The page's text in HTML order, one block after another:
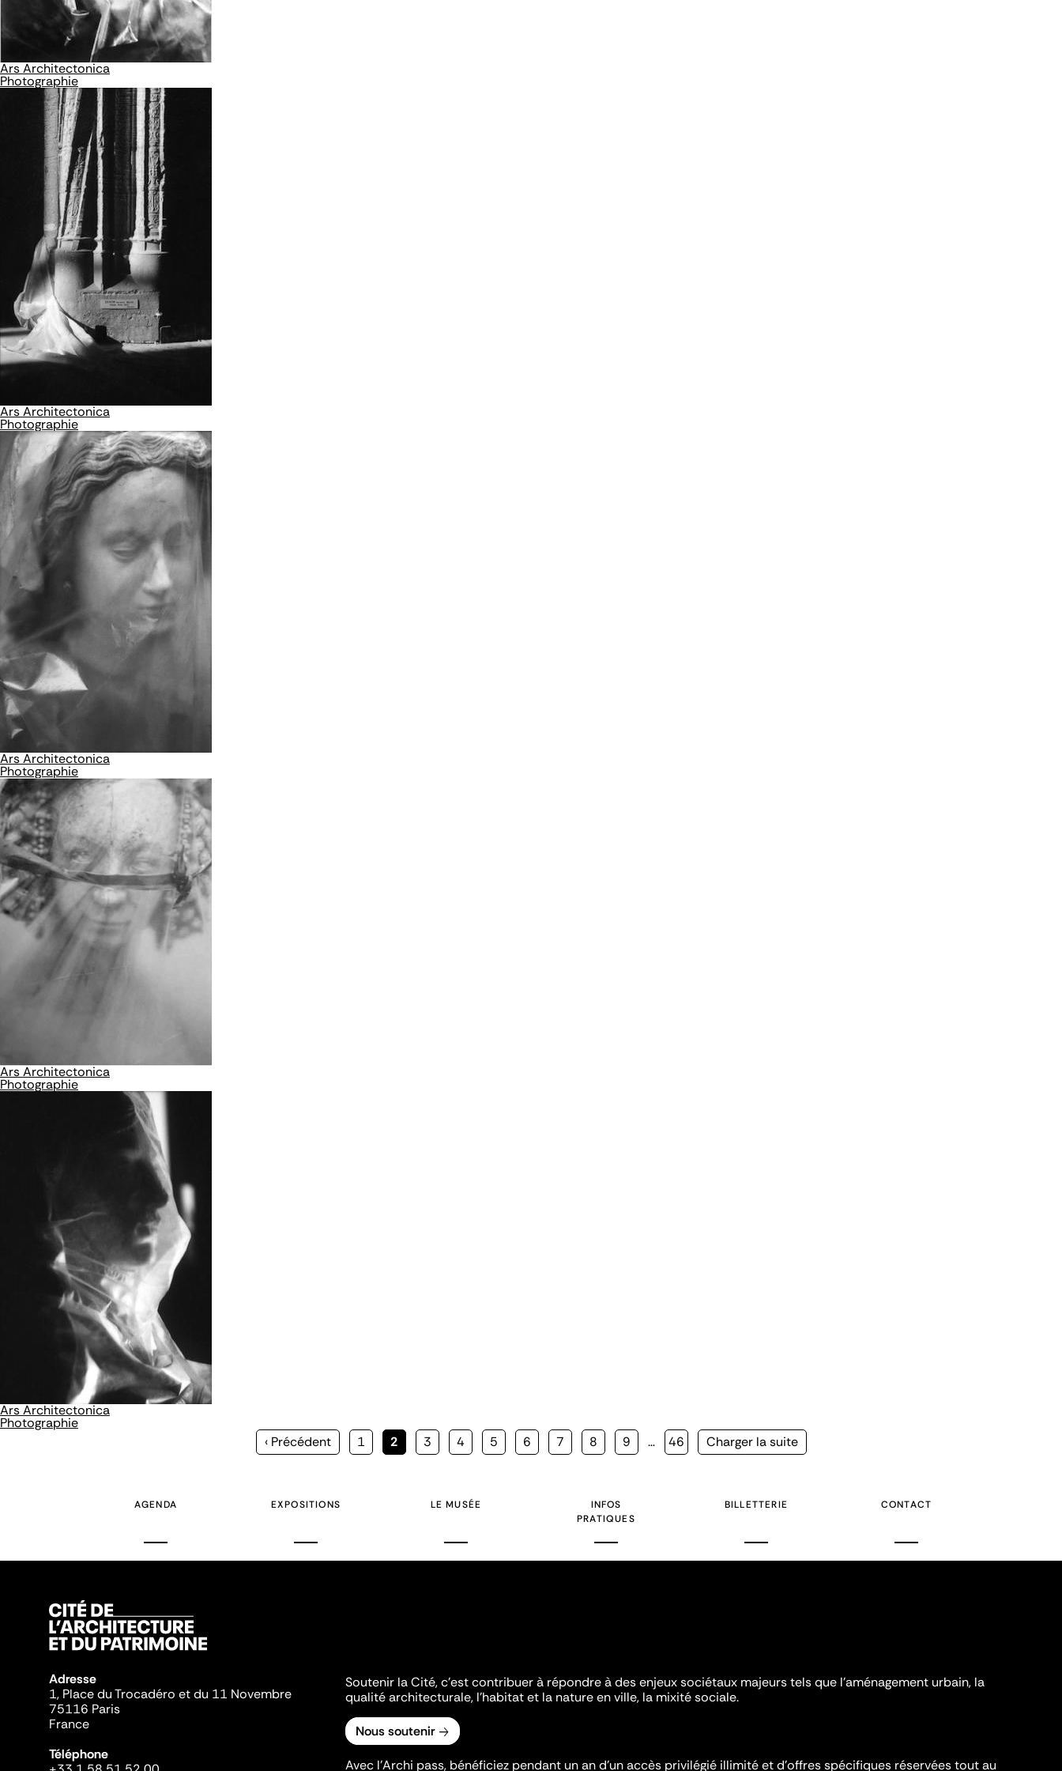
Ars Architectonica
Photographie
Ars Architectonica
Photographie
Ars Architectonica
Photographie
Ars Architectonica
Photographie
Ars Architectonica
Photographie
Page
‹ Précédent Page
1
Page
2 Page
3 Page
4 Page
5 Page
6 Page
7 Page
8 Page
9 … Page
46
Page
Charger la suite
AGENDA EXPOSITIONS LE MUSÉE
INFOS
PRATIQUES
BILLETTERIE CONTACT
Adresse
1, Place du Trocadéro et du 11 Novembre
75116 Paris
France
Téléphone
Soutenir la Cité, c'est contribuer à répondre à des enjeux sociétaux majeurs tels que l'aménagement urbain, la
qualité architecturale, l'habitat et la nature en ville, la mixité sociale.
Nous soutenir
Avec l’Archi pass, bénéficiez pendant un an d’un accès privilégié illimité et d’offres spécifiques réservées tout au